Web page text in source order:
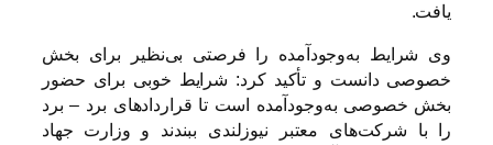
یافت.
وی شرایط به‌وجودآمده را فرصتی بی‌نظیر برای بخش
خصوصی دانست و تأکید کرد: شرایط خوبی برای حضور
بخش خصوصی به‌وجودآمده است تا قراردادهای برد – برد
را با شرکت‌های معتبر نیوزلندی ببندند و وزارت جهاد